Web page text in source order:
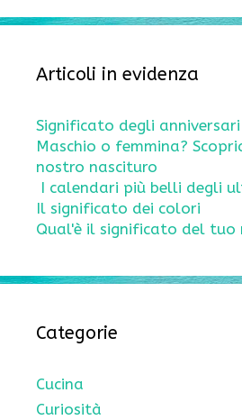
Articoli in evidenza
Significato degli
Maschio o femmina?
nostro nascituro
I calendari più belli degli
Il significato dei colori
Qual'è il significato del tuo
Categorie
Cucina
Curiosità